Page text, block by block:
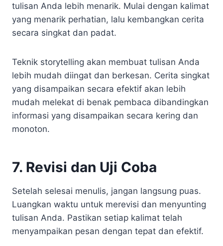
tulisan Anda lebih menarik. Mulai dengan kalimat
yang menarik perhatian, lalu kembangkan cerita
secara singkat dan padat.
Teknik storytelling akan membuat tulisan Anda
lebih mudah diingat dan berkesan. Cerita singkat
yang disampaikan secara efektif akan lebih
mudah melekat di benak pembaca dibandingkan
informasi yang disampaikan secara kering dan
monoton.
7. Revisi dan Uji Coba
Setelah selesai menulis, jangan langsung puas.
Luangkan waktu untuk merevisi dan menyunting
tulisan Anda. Pastikan setiap kalimat telah
menyampaikan pesan dengan tepat dan efektif.